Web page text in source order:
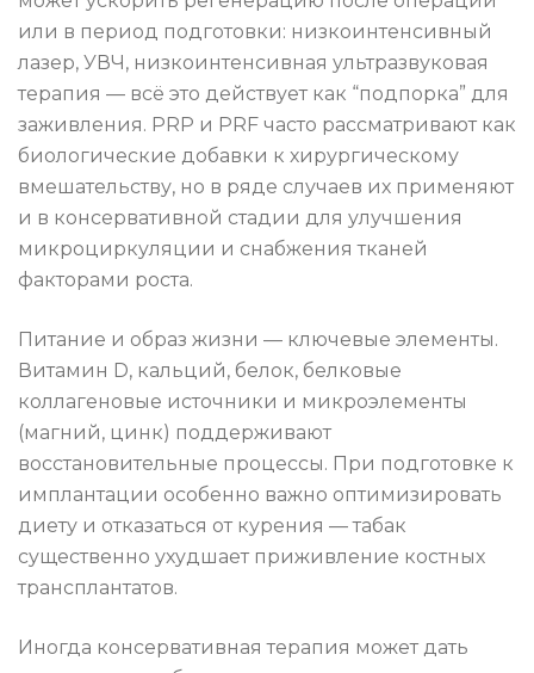
или в период подготовки: низкоинтенсивный
лазер, УВЧ, низкоинтенсивная ультразвуковая
терапия — всё это действует как “подпорка” для
заживления. PRP и PRF часто рассматривают как
биологические добавки к хирургическому
вмешательству, но в ряде случаев их применяют
и в консервативной стадии для улучшения
микроциркуляции и снабжения тканей
факторами роста.
Питание и образ жизни — ключевые элементы.
Витамин D, кальций, белок, белковые
коллагеновые источники и микроэлементы
(магний, цинк) поддерживают
восстановительные процессы. При подготовке к
имплантации особенно важно оптимизировать
диету и отказаться от курения — табак
существенно ухудшает приживление костных
трансплантатов.
Иногда консервативная терапия может дать